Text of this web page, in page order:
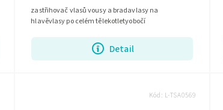
Detail
zastřihovač vlasů vousy a bradavlasy na
hlavěvlasy po celém tělekotletyobočí
Kód: L-TSA0569